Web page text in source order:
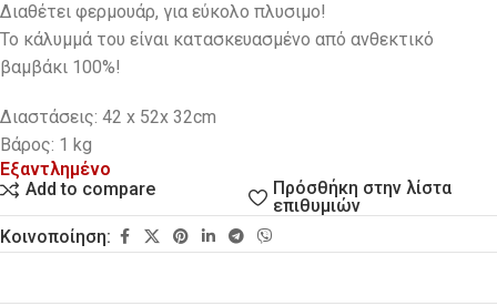
Διαθέτει φερμουάρ, για εύκολο πλυσιμο!
Το κάλυμμά του είναι κατασκευασμένο από ανθεκτικό
βαμβάκι 100%!
Διαστάσεις: 42 x 52x 32cm
Βάρος: 1 kg
Εξαντλημένο
Add to compare
Πρόσθήκη στην λίστα
επιθυμιών
Κοινοποίηση: